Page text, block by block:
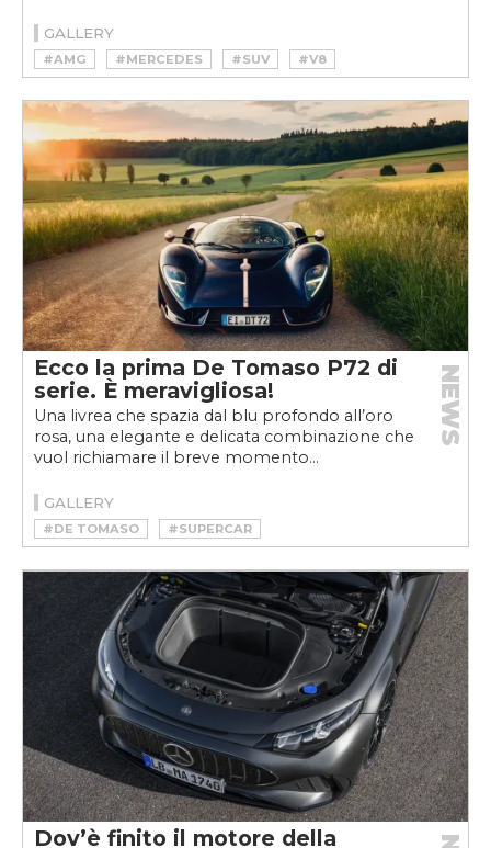
GALLERY
#AMG #MERCEDES #SUV #V8
Ecco la prima De Tomaso P72 di
serie. È meravigliosa!
Una livrea che spazia dal blu profondo all’oro
rosa, una elegante e delicata combinazione che
vuol richiamare il breve momento...
NEWS
GALLERY
#DE TOMASO #SUPERCAR
Dov’è finito il motore della